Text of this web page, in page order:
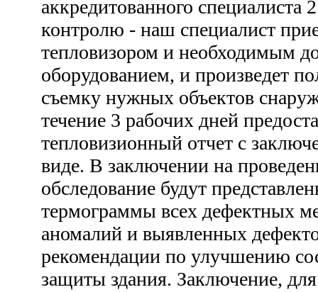
аккредитованного специалиста
контролю - наш специалист
тепловизором и необходимым
оборудованием, и произведет
съемку нужных объектов
течение 3 рабочих дней
тепловизионный отчет с
виде. В заключении на
обследование будут
термограммы всех дефектных
аномалий и выявленных
рекомендации по улучшению
защиты здания. Заключение,